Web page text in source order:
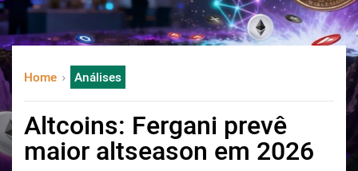
deutsch
日本語
русский
العربية
ไทย
Home Análises
Altcoins: Fergani prevê
maior altseason em 2026